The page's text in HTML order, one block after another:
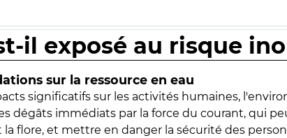
il exposé au risque
sur la ressource en eau
significatifs sur les activités humaines,
dégâts immédiats par la force du courant, qui
flore, et mettre en danger la sécurité des